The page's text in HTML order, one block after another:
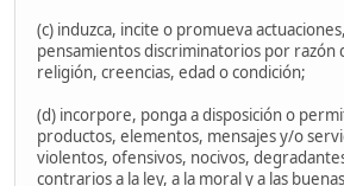
(c) induzca, incite o promueva
pensamientos discriminatorios por razón
religión, creencias, edad o condición;
(d) incorpore, ponga a disposición o
productos, elementos, mensajes y/o
violentos, ofensivos, nocivos,
contrarios a la ley, a la moral y a las